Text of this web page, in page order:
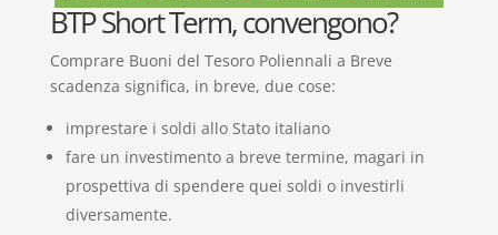
BTP Short Term, convengono?
Comprare Buoni del Tesoro Poliennali a Breve
scadenza significa, in breve, due cose:
imprestare i soldi allo Stato italiano
fare un investimento a breve termine, magari in
prospettiva di spendere quei soldi o investirli
diversamente.